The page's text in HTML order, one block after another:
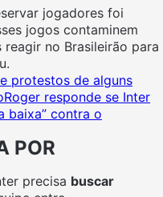
jogadores foi
jogos contaminem
no Brasileirão para
protestos de alguns
Roger responde se Inter
baixa” contra o
POR
precisa buscar